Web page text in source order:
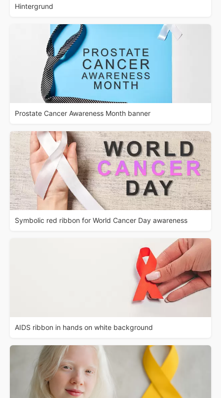
Hintergrund
Prostate Cancer Awareness Month banner
Symbolic red ribbon for World Cancer Day awareness
AIDS ribbon in hands on white background